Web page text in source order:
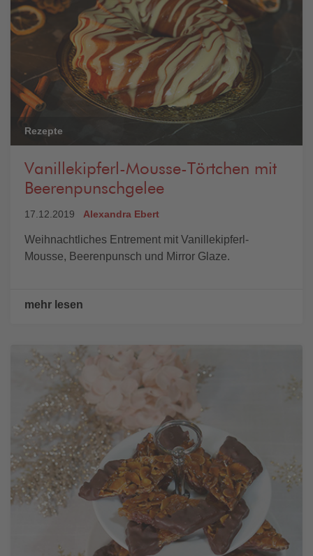
Rezepte
Vanillekipferl-Mousse-Törtchen mit
Beerenpunschgelee
17.12.2019 Alexandra Ebert
Weihnachtliches Entrement mit Vanillekipferl-
Mousse, Beerenpunsch und Mirror Glaze.
mehr lesen